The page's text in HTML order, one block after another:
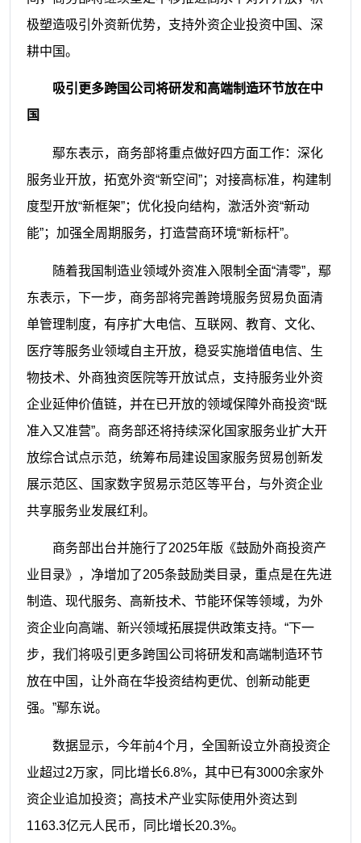
极塑造吸引外资新优势，支持外资企业投资中国、深
耕中国。
吸引更多跨国公司将研发和高端制造环节放在中
国
鄢东表示，商务部将重点做好四方面工作：深化
服务业开放，拓宽外资“新空间”；对接高标准，构建制
度型开放“新框架”；优化投向结构，激活外资“新动
能”；加强全周期服务，打造营商环境“新标杆”。
随着我国制造业领域外资准入限制全面“清零”，鄢
东表示，下一步，商务部将完善跨境服务贸易负面清
单管理制度，有序扩大电信、互联网、教育、文化、
医疗等服务业领域自主开放，稳妥实施增值电信、生
物技术、外商独资医院等开放试点，支持服务业外资
企业延伸价值链，并在已开放的领域保障外商投资“既
准入又准营”。商务部还将持续深化国家服务业扩大开
放综合试点示范，统筹布局建设国家服务贸易创新发
展示范区、国家数字贸易示范区等平台，与外资企业
共享服务业发展红利。
商务部出台并施行了2025年版《鼓励外商投资产
业目录》，净增加了205条鼓励类目录，重点是在先进
制造、现代服务、高新技术、节能环保等领域，为外
资企业向高端、新兴领域拓展提供政策支持。“下一
步，我们将吸引更多跨国公司将研发和高端制造环节
放在中国，让外商在华投资结构更优、创新动能更
强。”鄢东说。
数据显示，今年前4个月，全国新设立外商投资企
业超过2万家，同比增长6.8%，其中已有3000余家外
资企业追加投资；高技术产业实际使用外资达到
1163.3亿元人民币，同比增长20.3%。